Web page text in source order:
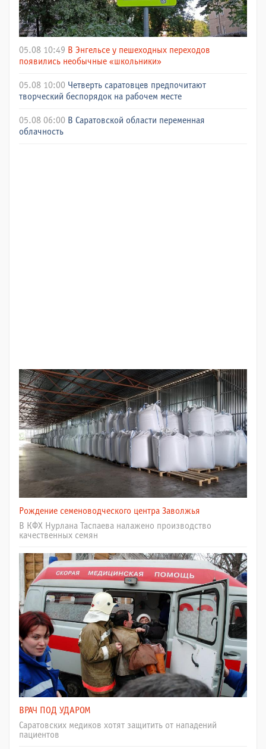
05.08 10:49 В Энгельсе у пешеходных переходов
появились необычные «школьники»
05.08 10:00 Четверть саратовцев предпочитают
творческий беспорядок на рабочем месте
05.08 06:00 В Саратовской области переменная
облачность
Рождение семеноводческого центра Заволжья
В КФХ Нурлана Таспаева налажено производство
качественных семян
ВРАЧ ПОД УДАРОМ
Саратовских медиков хотят защитить от нападений
пациентов